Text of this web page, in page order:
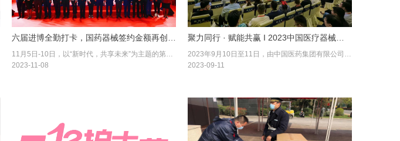
11月5日-10日，以“新时代，共享未来”为主题的第六届中国国际进口博览会（进博会）在上海隆重召开。作为国药集团医疗器械板块战略发展承载者，在国药集团和国药控股的指导下，中国医疗器械有限公司自第一届进博会以来连续参加六届进博会，持续扩大朋友圈，深入参访医疗器械及医药保健品展区，并作为第六届进博会国药集团交易分团重要部分，与多家世界领先的医药健康企业现场签署协议，意向成交与签约金额再创新高，持续开放共赢，将更多更新国际先进的医疗产品及解决方案引入中国，为人民健康助力，为百姓生命保驾护航。
2023-11-08
2023年9月10日至11日，由中国医药集团有限公司、中国医学装备协会指导，国药控股股份有限公司、国药集团中国医疗器械有限公司联合主办，郑州市商务局协办，国药集团上海数智博医疗器械科技有限公司承办的“2023中国医疗器械产业峰会暨国药器械生态大会”在河南郑州顺利召开。
2023-09-11